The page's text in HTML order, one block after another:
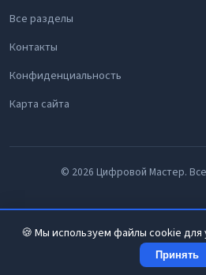
Все разделы
Контакты
Конфиденциальность
Карта сайта
© 2026 Цифровой Мастер.
🍪 Мы используем файлы cookie для
Принять